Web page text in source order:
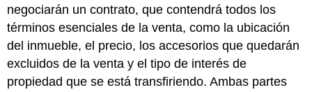
negociarán un contrato, que contendrá todos los
términos esenciales de la venta, como la ubicación
del inmueble, el precio, los accesorios que quedarán
excluidos de la venta y el tipo de interés de
propiedad que se está transfiriendo. Ambas partes